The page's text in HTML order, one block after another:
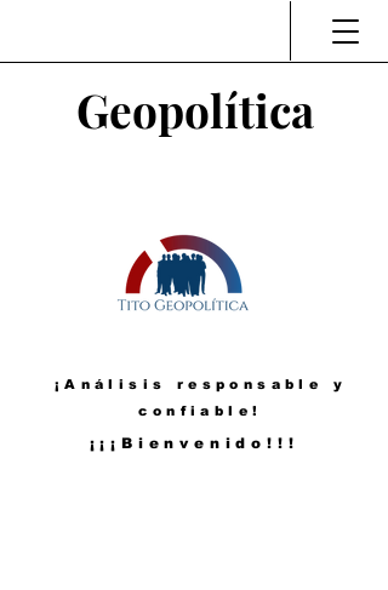
Geopolítica
¡Análisis responsable y
confiable!
¡¡¡Bienvenido!!!